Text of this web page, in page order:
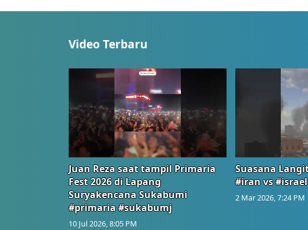
Video Terbaru
Juan Reza saat tampil Primaria
Fest 2026 di Lapang
Suryakencana Sukabumi
#primaria #sukabumj
10 Jul 2026, 8:05 PM
Suasana
#iran vs
2 Mar 2026, 7:24 PM